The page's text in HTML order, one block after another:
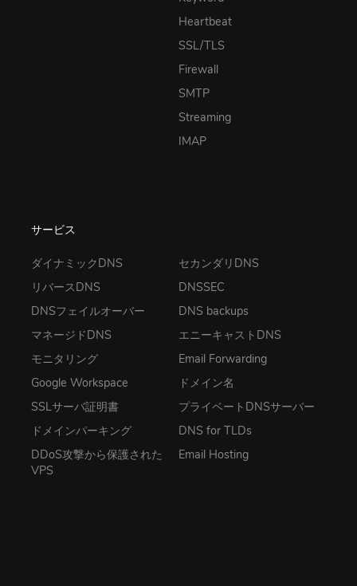
Heartbeat
SSL/TLS
Firewall
SMTP
Streaming
IMAP
サービス
ダイナミックDNS
リバースDNS
DNSフェイルオーバー
マネージドDNS
モニタリング
Google Workspace
SSLサーバ証明書
ドメインパーキング
DDoS攻撃から保護された
VPS
セカンダリDNS
DNSSEC
DNS backups
エニーキャストDNS
Email Forwarding
ドメイン名
プライベートDNSサーバー
DNS for TLDs
Email Hosting